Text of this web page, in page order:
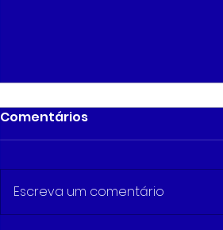
Comentários
Escreva um comentário